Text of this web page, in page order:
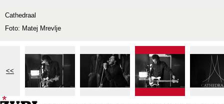
Cathedraal
Foto: Matej Mrevlje
<<